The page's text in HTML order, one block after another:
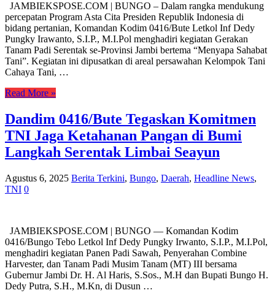
JAMBIEKSPOSE.COM | BUNGO – Dalam rangka mendukung
percepatan Program Asta Cita Presiden Republik Indonesia di
bidang pertanian, Komandan Kodim 0416/Bute Letkol Inf Dedy
Pungky Irawanto, S.I.P., M.I.Pol menghadiri kegiatan Gerakan
Tanam Padi Serentak se-Provinsi Jambi bertema “Menyapa Sahabat
Tani”. Kegiatan ini dipusatkan di areal persawahan Kelompok Tani
Cahaya Tani, …
Read More »
Dandim 0416/Bute Tegaskan Komitmen
TNI Jaga Ketahanan Pangan di Bumi
Langkah Serentak Limbai Seayun
Agustus 6, 2025 Berita Terkini, Bungo, Daerah, Headline News,
TNI 0
JAMBIEKSPOSE.COM | BUNGO — Komandan Kodim
0416/Bungo Tebo Letkol Inf Dedy Pungky Irwanto, S.I.P., M.I.Pol,
menghadiri kegiatan Panen Padi Sawah, Penyerahan Combine
Harvester, dan Tanam Padi Musim Tanam (MT) III bersama
Gubernur Jambi Dr. H. Al Haris, S.Sos., M.H dan Bupati Bungo H.
Dedy Putra, S.H., M.Kn, di Dusun …